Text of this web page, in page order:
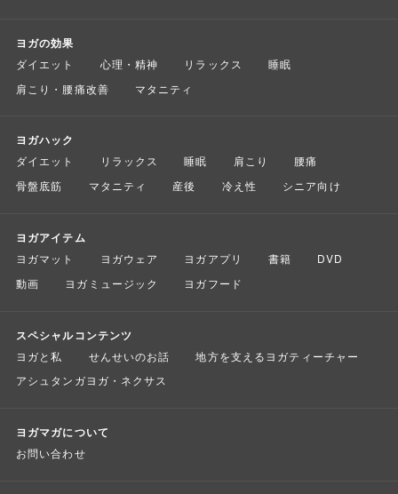
ヨガの効果
ダイエット 心理・精神 リラックス
睡眠
肩こり・腰痛改善
マタニティ
ヨガハック
ダイエット リラックス 睡眠 肩こり
腰痛
骨盤底筋
マタニティ 産後 冷え性 シニア向け
ヨガアイテム
ヨガマット ヨガウェア ヨガアプリ 書籍
DVD
動画
ヨガミュージック ヨガフード
スペシャルコンテンツ
ヨガと私 せんせいのお話
地方を支えるヨガティーチャー
アシュタンガヨガ・ネクサス
ヨガマガについて
お問い合わせ